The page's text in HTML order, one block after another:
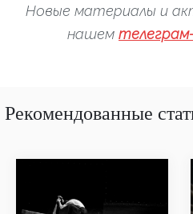
Новые материалы и
нашем
Рекомендованные